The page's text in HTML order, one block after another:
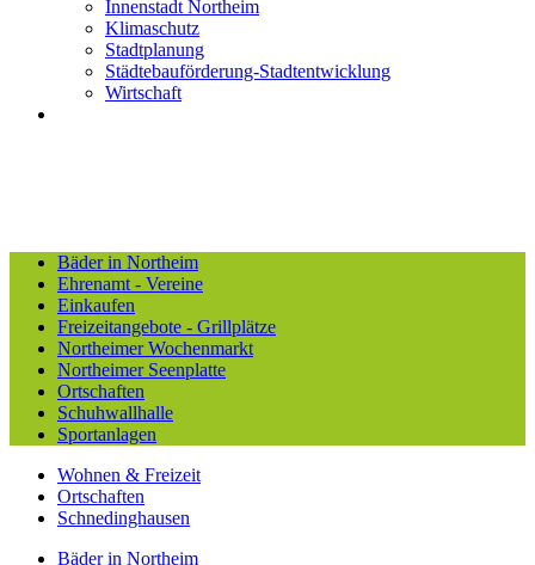
Innenstadt Northeim
Klimaschutz
Stadtplanung
Städtebauförderung-Stadtentwicklung
Wirtschaft
Bäder in Northeim
Ehrenamt - Vereine
Einkaufen
Freizeitangebote - Grillplätze
Northeimer Wochenmarkt
Northeimer Seenplatte
Ortschaften
Schuhwallhalle
Sportanlagen
Wohnen & Freizeit
Ortschaften
Schnedinghausen
Bäder in Northeim